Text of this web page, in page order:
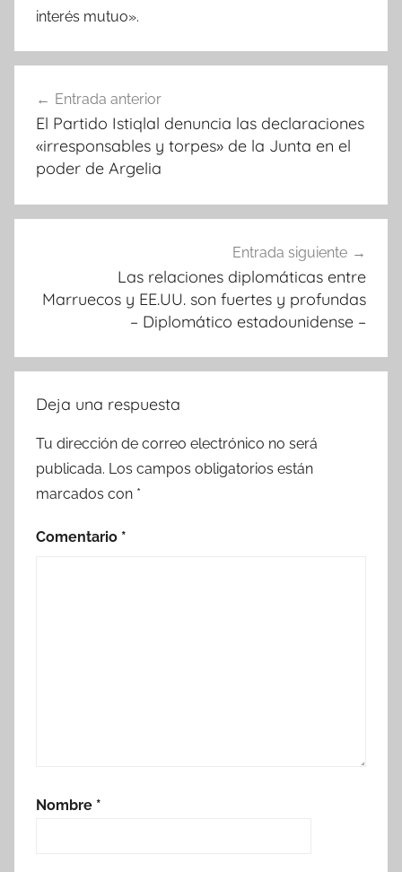
interés mutuo».
de
entradas
Entrada anterior
El Partido Istiqlal denuncia las declaraciones
«irresponsables y torpes» de la Junta en el
poder de Argelia
Entrada siguiente
Las relaciones diplomáticas entre
Marruecos y EE.UU. son fuertes y profundas
– Diplomático estadounidense –
Deja una respuesta
Tu dirección de correo electrónico no será
publicada. Los campos obligatorios están
marcados con *
Comentario *
Nombre *